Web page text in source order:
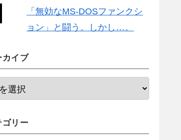
「無効なMS-DOSファンクシ
ョン」と闘う。しかし…。
カイブ
ゴリー